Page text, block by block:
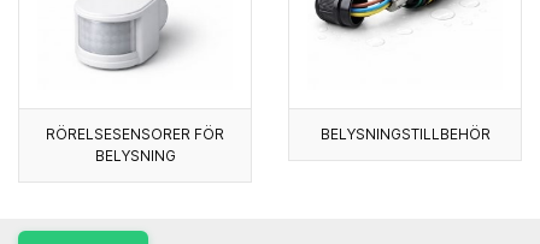
RÖRELSESENSORER FÖR
BELYSNING
BELYSNINGSTILLBEHÖR